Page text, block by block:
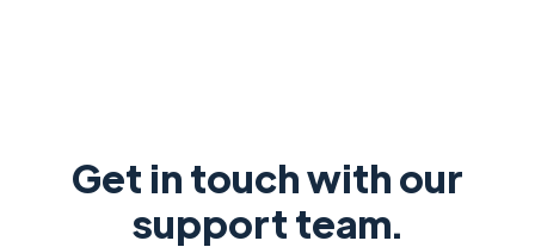
Get in touch with our
support team.